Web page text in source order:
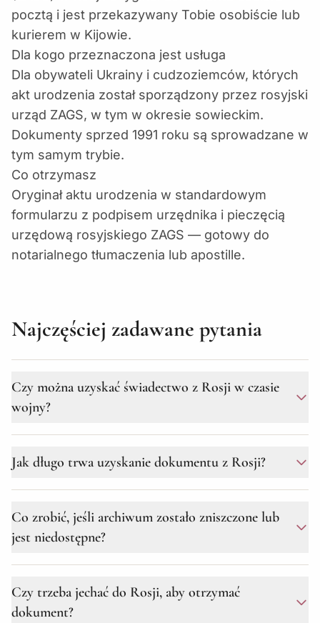
pocztą i jest przekazywany Tobie osobiście lub
kurierem w Kijowie.
Dla kogo przeznaczona jest usługa
Dla obywateli Ukrainy i cudzoziemców, których
akt urodzenia został sporządzony przez rosyjski
urząd ZAGS, w tym w okresie sowieckim.
Dokumenty sprzed 1991 roku są sprowadzane w
tym samym trybie.
Co otrzymasz
Oryginał aktu urodzenia w standardowym
formularzu z podpisem urzędnika i pieczęcią
urzędową rosyjskiego ZAGS — gotowy do
notarialnego tłumaczenia lub apostille.
Najczęściej zadawane pytania
Czy można uzyskać świadectwo z Rosji w czasie
wojny?
dyplomatycznych, Konwencja mińska z 1993 roku o
niż przed wojną, ale w praktyce dokumenty są
uzyskiwane.
Jak długo trwa uzyskanie dokumentu z Rosji?
regionu archiwum. Opcje ekspresowe są niedostępne
z Rosji.
Co zrobić, jeśli archiwum zostało zniszczone lub
jest niedostępne?
sądowy o ustalenie faktu urodzenia. Fakt ten można
udowodnić innymi dokumentami: zaświadczeniami
Czy trzeba jechać do Rosji, aby otrzymać
dokument?